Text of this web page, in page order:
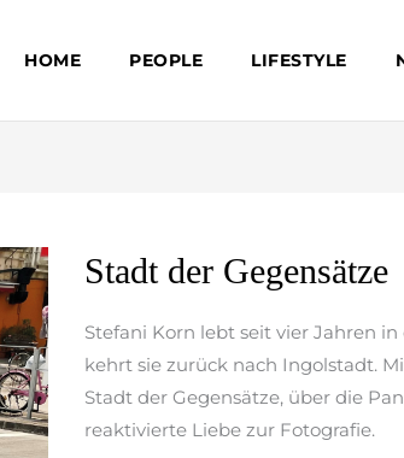
HOME PEOPLE LIFESTYLE
Stadt der Gegensätze
Stefani Korn lebt seit vier Jahren
kehrt sie zurück nach Ingolstadt.
Stadt der Gegensätze, über die
reaktivierte Liebe zur Fotografie.
Stadt
Gegensätze